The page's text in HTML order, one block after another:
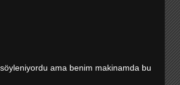
ama benim makinamda bu